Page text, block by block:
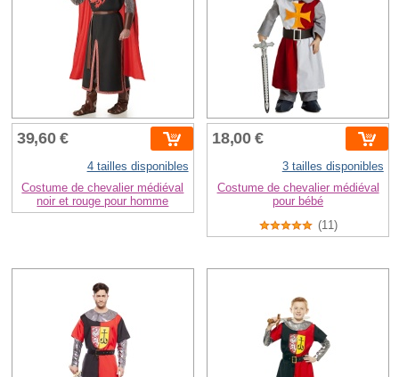
39,60 €
4 tailles disponibles
Costume de chevalier médiéval
noir et rouge pour homme
18,00 €
3 tailles disponibles
Costume de chevalier médiéval
pour bébé
(11)